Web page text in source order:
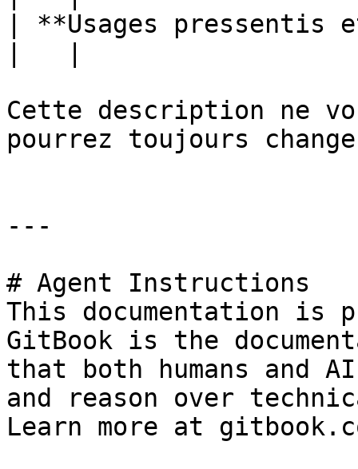
| **Usages pressentis
Cette description ne
pourrez toujours
---
# Agent Instructions
This documentation is
GitBook is the
that both humans and
and reason over
Learn more at